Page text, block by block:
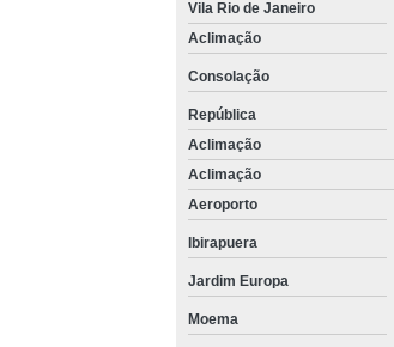
Vila Rio de Janeiro
Aclimação
Consolação
República
Aclimação
Aclimação
Aeroporto
Ibirapuera
Jardim Europa
Moema